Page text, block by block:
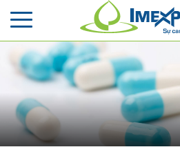
Sắp xếp
Hiển thị